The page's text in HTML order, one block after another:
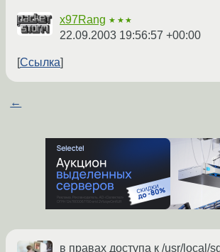
x97Rang ★★★
22.09.2003 19:56:57 +00:00
Ссылка
←
в правах доступа к /usr/local/